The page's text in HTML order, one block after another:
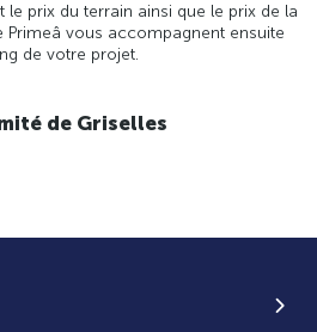
prix du terrain ainsi que le prix de la
Primeâ vous accompagnent ensuite
de votre projet.
de Griselles